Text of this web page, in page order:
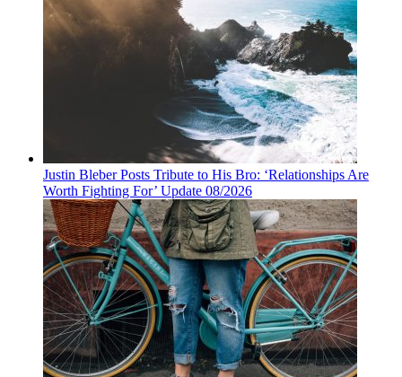
Justin Bleber Posts Tribute to His Bro: ‘Relationships Are
Worth Fighting For’ Update 08/2026